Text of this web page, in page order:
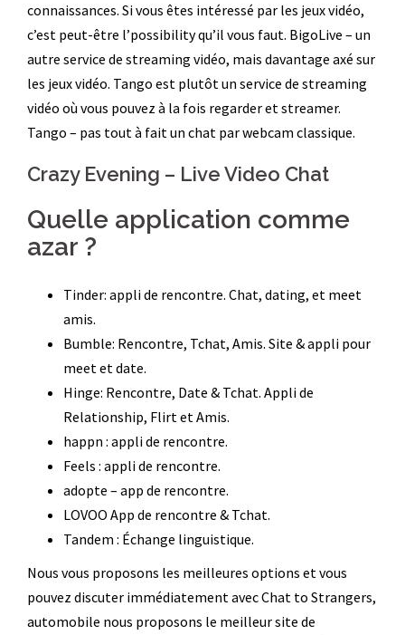
connaissances. Si vous êtes intéressé par les jeux vidéo,
c’est peut-être l’possibility qu’il vous faut. BigoLive – un
autre service de streaming vidéo, mais davantage axé sur
les jeux vidéo. Tango est plutôt un service de streaming
vidéo où vous pouvez à la fois regarder et streamer.
Tango – pas tout à fait un chat par webcam classique.
Crazy Evening – Live Video Chat
Quelle application comme
azar ?
Tinder: appli de rencontre. Chat, dating, et meet
amis.
Bumble: Rencontre, Tchat, Amis. Site & appli pour
meet et date.
Hinge: Rencontre, Date & Tchat. Appli de
Relationship, Flirt et Amis.
happn : appli de rencontre.
Feels : appli de rencontre.
adopte – app de rencontre.
LOVOO App de rencontre & Tchat.
Tandem : Échange linguistique.
Nous vous proposons les meilleures options et vous
pouvez discuter immédiatement avec Chat to Strangers,
automobile nous proposons le meilleur site de